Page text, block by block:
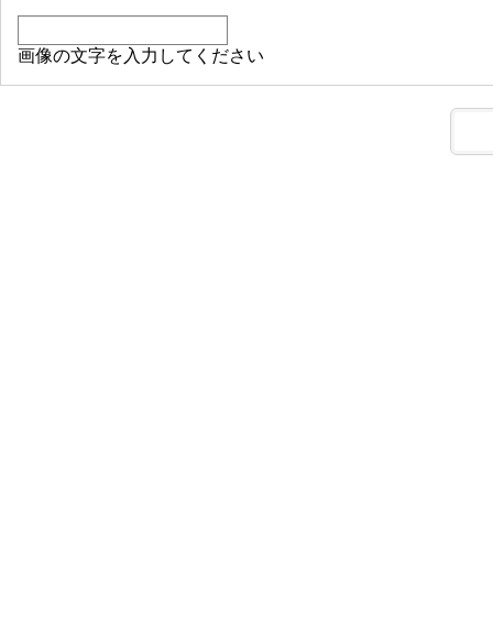
画像の文字を入力してください